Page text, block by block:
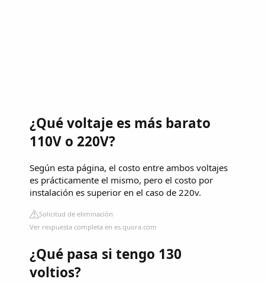
¿Qué voltaje es más barato
110V o 220V?
Según esta página, el costo entre ambos voltajes
es prácticamente el mismo, pero el costo por
instalación es superior en el caso de 220v.
Solicitud de eliminación
Ver respuesta completa en es.quora.com
¿Qué pasa si tengo 130
voltios?